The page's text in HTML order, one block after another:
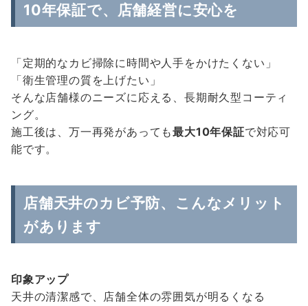
10年保証で、店舗経営に安心を
「定期的なカビ掃除に時間や人手をかけたくない」
「衛生管理の質を上げたい」
そんな店舗様のニーズに応える、長期耐久型コーティ
ング。
施工後は、万一再発があっても最大10年保証で対応可
能です。
店舗天井のカビ予防、こんなメリット
があります
印象アップ
天井の清潔感で、店舗全体の雰囲気が明るくなる